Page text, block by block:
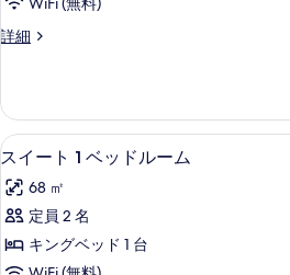
表
示
る
台
べ
て
の
写
真
を
1
細
グ
ベ
ド
台
バ
リ
ア
詳細
ル
ン
グ
ベ
ド
バ
ス
イ
ー
ト
1
24
スイート 1 ベッドルーム
68 ㎡
定員 2 名
キングベッド 1 台